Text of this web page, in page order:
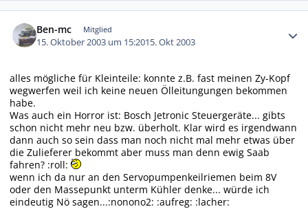
Ben-mc Mitglied
15. Oktober 2003 um 15:2015. Okt 2003
alles mögliche für Kleinteile: konnte z.B. fast meinen Zy-Kopf
wegwerfen weil ich keine neuen Ölleitungungen bekommen
habe.
Was auch ein Horror ist: Bosch Jetronic Steuergeräte... gibts
schon nicht mehr neu bzw. überholt. Klar wird es irgendwann
dann auch so sein dass man noch nicht mal mehr etwas über
die Zulieferer bekommt aber muss man denn ewig Saab
fahren? :roll:
wenn ich da nur an den Servopumpenkeilriemen beim 8V
oder den Massepunkt unterm Kühler denke... würde ich
eindeutig Nö sagen...:nonono2: :aufreg: :lacher: